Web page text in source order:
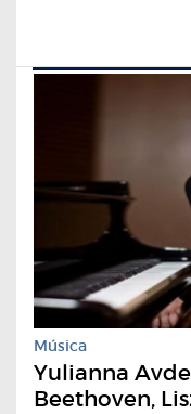
Música
Yulianna
Beethoven,